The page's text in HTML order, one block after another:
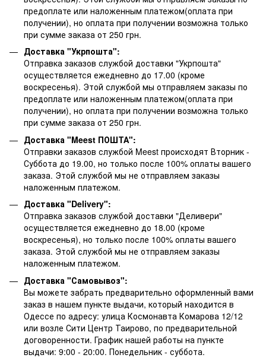
предоплате или наложенным платежом(оплата при
получении), но оплата при получении возможна только
при сумме заказа от 250 грн.
Доставка "Укрпошта":
Отправка заказов службой доставки "Укрпошта"
осуществляется ежедневно до 17.00 (кроме
воскресенья). Этой службой мы отправляем заказы по
предоплате или наложенным платежом(оплата при
получении), но оплата при получении возможна только
при сумме заказа от 250 грн.
Доставка "Meest ПОШТА":
Отправки заказов службой Meest происходят Вторник -
Суббота до 19.00, но только после 100% оплаты вашего
заказа. Этой службой мы не отправляем заказы
наложенным платежом.
Доставка "Delivery":
Отправка заказов службой доставки "Деливери"
осуществляется ежедневно до 18.00 (кроме
воскресенья), но только после 100% оплаты вашего
заказа. Этой службой мы не отправляем заказы
наложенным платежом.
Доставка "Самовывоз":
Вы можете забрать предварительно оформленный вами
заказ в нашем пункте выдачи, который находится в
Одессе по адресу: улица Космонавта Комарова 12/12
или возле Сити Центр Таирово, по предварительной
договоренности. График нашей работы на пункте
выдачи: 9:00 - 20:00. Понедельник - суббота.